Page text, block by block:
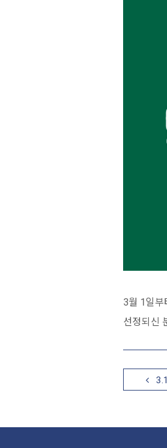
3월 1일부
선정되신